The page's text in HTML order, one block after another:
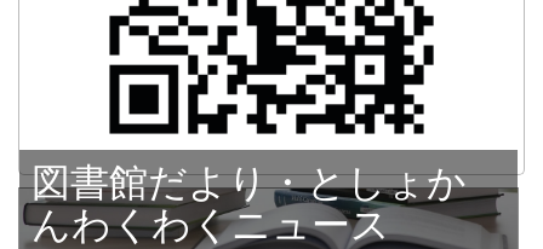
図書館だより・としょか
んわくわくニュース